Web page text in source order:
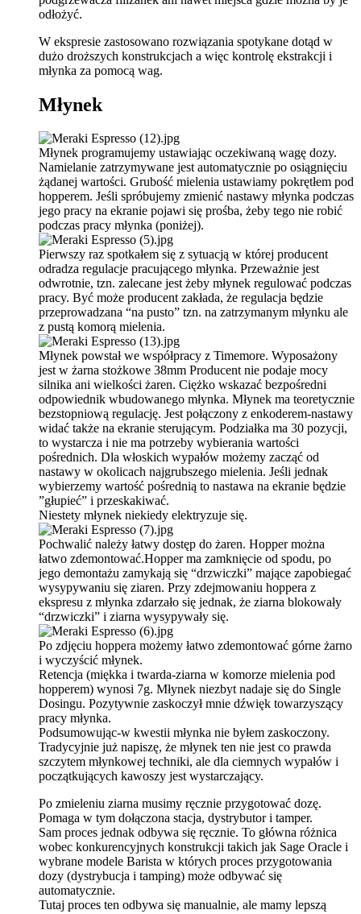
odłożyć.
W ekspresie zastosowano rozwiązania spotykane dotąd w
dużo droższych konstrukcjach a więc kontrolę ekstrakcji i
młynka za pomocą wag.
Młynek
Młynek programujemy ustawiając oczekiwaną wagę dozy.
Namielanie zatrzymywane jest automatycznie po osiągnięciu
żądanej wartości. Grubość mielenia ustawiamy pokrętłem pod
hopperem. Jeśli spróbujemy zmienić nastawy młynka podczas
jego pracy na ekranie pojawi się prośba, żeby tego nie robić
podczas pracy młynka (poniżej).
Pierwszy raz spotkałem się z sytuacją w której producent
odradza regulacje pracującego młynka. Przeważnie jest
odwrotnie, tzn. zalecane jest żeby młynek regulować podczas
pracy. Być może producent zakłada, że regulacja będzie
przeprowadzana “na pusto” tzn. na zatrzymanym młynku ale
z pustą komorą mielenia.
Młynek powstał we współpracy z Timemore. Wyposażony
jest w żarna stożkowe 38mm Producent nie podaje mocy
silnika ani wielkości żaren. Ciężko wskazać bezpośredni
odpowiednik wbudowanego młynka. Młynek ma teoretycznie
bezstopniową regulację. Jest połączony z enkoderem-nastawy
widać także na ekranie sterującym. Podziałka ma 30 pozycji,
to wystarcza i nie ma potrzeby wybierania wartości
pośrednich. Dla włoskich wypałów możemy zacząć od
nastawy w okolicach najgrubszego mielenia. Jeśli jednak
wybierzemy wartość pośrednią to nastawa na ekranie będzie
”głupieć” i przeskakiwać.
Niestety młynek niekiedy elektryzuje się.
Pochwalić należy łatwy dostęp do żaren. Hopper można
łatwo zdemontować.Hopper ma zamknięcie od spodu, po
jego demontażu zamykają się “drzwiczki” mające zapobiegać
wysypywaniu się ziaren. Przy zdejmowaniu hoppera z
ekspresu z młynka zdarzało się jednak, że ziarna blokowały
“drzwiczki” i ziarna wysypywały się.
Po zdjęciu hoppera możemy łatwo zdemontować górne żarno
i wyczyścić młynek.
Retencja (miękka i twarda-ziarna w komorze mielenia pod
hopperem) wynosi 7g. Młynek niezbyt nadaje się do Single
Dosingu. Pozytywnie zaskoczył mnie dźwięk towarzyszący
pracy młynka.
Podsumowując-w kwestii młynka nie byłem zaskoczony.
Tradycyjnie już napiszę, że młynek ten nie jest co prawda
szczytem młynkowej techniki, ale dla ciemnych wypałów i
początkujących kawoszy jest wystarczający.
Po zmieleniu ziarna musimy ręcznie przygotować dozę.
Pomaga w tym dołączona stacja, dystrybutor i tamper.
Sam proces jednak odbywa się ręcznie. To główna różnica
wobec konkurencyjnych konstrukcji takich jak Sage Oracle i
wybrane modele Barista w których proces przygotowania
dozy (dystrybucja i tamping) może odbywać się
automatycznie.
Tutaj proces ten odbywa się manualnie, ale mamy lepszą